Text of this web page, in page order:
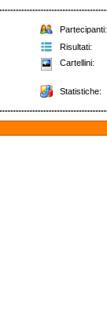
Partecipanti:
Risultati:
Cartellini:
Statistiche: